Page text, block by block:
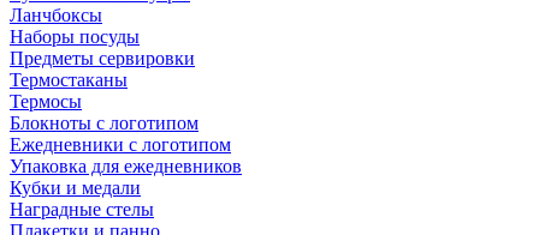
Ланчбоксы
Наборы посуды
Предметы сервировки
Термостаканы
Термосы
Блокноты с логотипом
Ежедневники с логотипом
Упаковка для ежедневников
Кубки и медали
Наградные стелы